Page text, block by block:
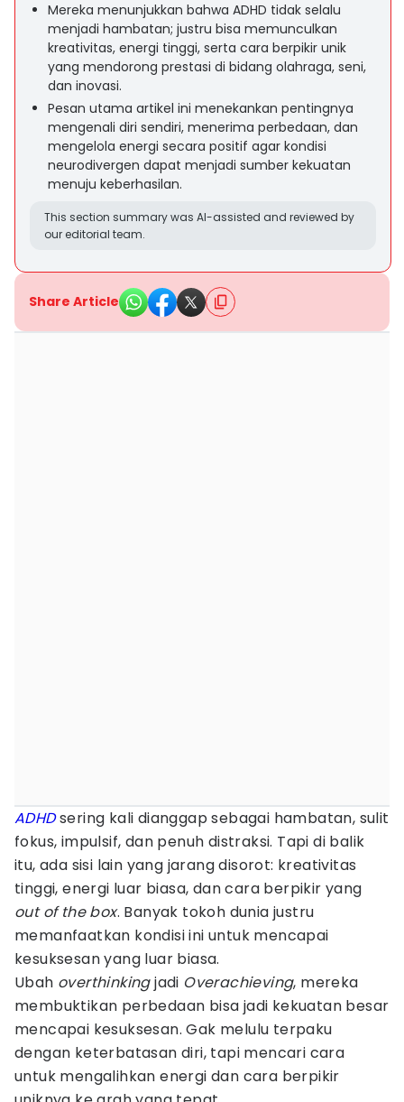
Mereka menunjukkan bahwa ADHD tidak selalu
menjadi hambatan; justru bisa memunculkan
kreativitas, energi tinggi, serta cara berpikir unik
yang mendorong prestasi di bidang olahraga, seni,
dan inovasi.
Pesan utama artikel ini menekankan pentingnya
mengenali diri sendiri, menerima perbedaan, dan
mengelola energi secara positif agar kondisi
neurodivergen dapat menjadi sumber kekuatan
menuju keberhasilan.
This section summary was AI-assisted and reviewed by
our editorial team.
Share Article
ADHDsering kali dianggap sebagai hambatan, sulit
fokus, impulsif, dan penuh distraksi. Tapi di balik
itu, ada sisi lain yang jarang disorot: kreativitas
tinggi, energi luar biasa, dan cara berpikir yang
out of the box. Banyak tokoh dunia justru
memanfaatkan kondisi ini untuk mencapai
kesuksesan yang luar biasa.
Ubah overthinkingjadi Overachieving, mereka
membuktikan perbedaan bisa jadi kekuatan besar
mencapai kesuksesan. Gak melulu terpaku
dengan keterbatasan diri, tapi mencari cara
untuk mengalihkan energi dan cara berpikir